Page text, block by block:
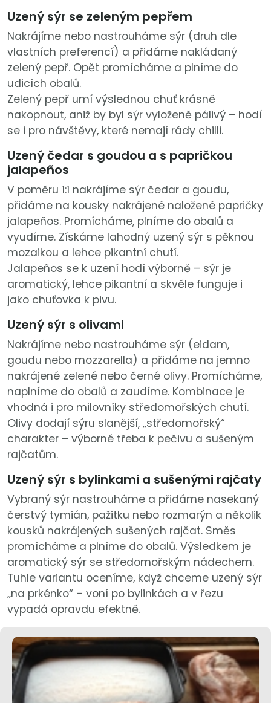
Uzený sýr se zeleným pepřem
Nakrájíme nebo nastrouháme sýr (druh dle
vlastních preferencí) a přidáme nakládaný
zelený pepř. Opět promícháme a plníme do
udicích obalů.
Zelený pepř umí výslednou chuť krásně
nakopnout, aniž by byl sýr vyloženě pálivý – hodí
se i pro návštěvy, které nemají rády chilli.
Uzený čedar s goudou a s papričkou
jalapeños
V poměru 1:1 nakrájíme sýr čedar a goudu,
přidáme na kousky nakrájené naložené papričky
jalapeños. Promícháme, plníme do obalů a
vyudíme. Získáme lahodný uzený sýr s pěknou
mozaikou a lehce pikantní chutí.
Jalapeños se k uzení hodí výborně – sýr je
aromatický, lehce pikantní a skvěle funguje i
jako chuťovka k pivu.
Uzený sýr s olivami
Nakrájíme nebo nastrouháme sýr (eidam,
goudu nebo mozzarella) a přidáme na jemno
nakrájené zelené nebo černé olivy. Promícháme,
naplníme do obalů a zaudíme. Kombinace je
vhodná i pro milovníky středomořských chutí.
Olivy dodají sýru slanější, „středomořský“
charakter – výborné třeba k pečivu a sušeným
rajčatům.
Uzený sýr s bylinkami a sušenými rajčaty
Vybraný sýr nastrouháme a přidáme nasekaný
čerstvý tymián, pažitku nebo rozmarýn a několik
kousků nakrájených sušených rajčat. Směs
promícháme a plníme do obalů. Výsledkem je
aromatický sýr se středomořským nádechem.
Tuhle variantu oceníme, když chceme uzený sýr
„na prkénko“ – voní po bylinkách a v řezu
vypadá opravdu efektně.